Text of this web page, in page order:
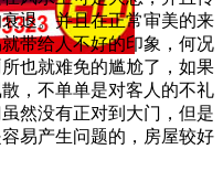
退。并且在正常审美的来
带给人不好的印象，何况
也就难免的尴尬了，如果
，不单单是对客人的不礼
然没有正对到大门，但是
易产生问题的，房屋较好